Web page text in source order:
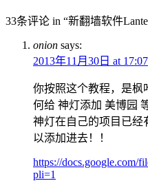
33条评论 in “新翻墙软件
onion says:
2013年11月30日 at 17:07
你按照这个教程，是枫
何给 神灯添加 美博园
神灯在自己的项目已经
以添加进去！！
https://
pli=1